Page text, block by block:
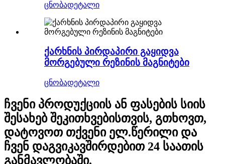
ცნობადეტალი
ქარხნის პირდაპირი გაყიდვა
მორგებული რეზინის მაგნიტები
ცნობადეტალი
ჩვენი პროდუქციის ან ფასების სიის
შესახებ შეკითხვებისთვის, გთხოვთ,
დატოვოთ თქვენი ელ.წერილი და
ჩვენ დაგვიკავშირდებით 24 საათის
განმავლობაში.